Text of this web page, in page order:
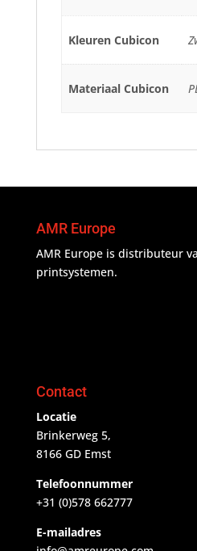
Kleuren Cubicon
Materiaal Cubicon
AMR Europe
AMR Europe is distributeur
printsystemen.
Contact
Locatie
Brinkerweg 5,
8166 GD Emst
Telefoonnummer
+31 (0)578 662777
E-mailadres